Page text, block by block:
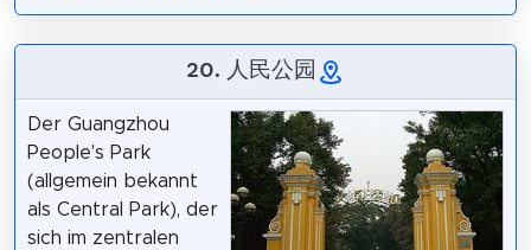
20. 人民公园
Der Guangzhou
People's Park
(allgemein bekannt
als Central Park), der
sich im zentralen